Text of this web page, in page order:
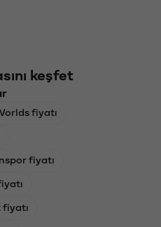
keşfet
fiyatı
fiyatı
fiyatı